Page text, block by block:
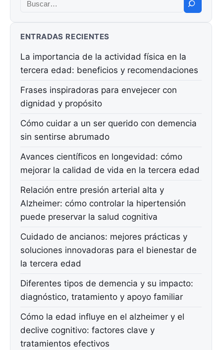
Buscar:
ENTRADAS RECIENTES
La importancia de la actividad física en la
tercera edad: beneficios y recomendaciones
Frases inspiradoras para envejecer con
dignidad y propósito
Cómo cuidar a un ser querido con demencia
sin sentirse abrumado
Avances científicos en longevidad: cómo
mejorar la calidad de vida en la tercera edad
Relación entre presión arterial alta y
Alzheimer: cómo controlar la hipertensión
puede preservar la salud cognitiva
Cuidado de ancianos: mejores prácticas y
soluciones innovadoras para el bienestar de
la tercera edad
Diferentes tipos de demencia y su impacto:
diagnóstico, tratamiento y apoyo familiar
Cómo la edad influye en el alzheimer y el
declive cognitivo: factores clave y
tratamientos efectivos